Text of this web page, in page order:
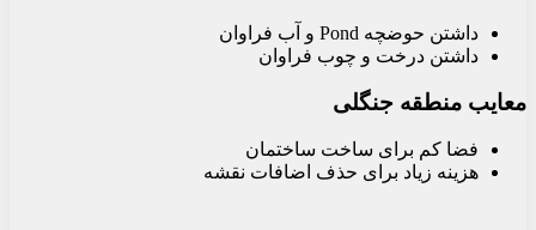
داشتن حوضچه Pond و آب فراوان
داشتن درخت و چوب فراوان
معایب منطقه جنگلی
فضا کم برای ساخت ساختمان
هزینه زیاد برای حذف اضافات نقشه